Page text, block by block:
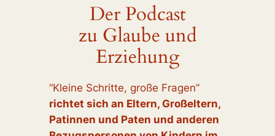
Der Podcast
zu Glaube und
Erziehung
“Kleine Schritte, große Fragen”
richtet sich an Eltern, Großeltern,
Patinnen und Paten und anderen